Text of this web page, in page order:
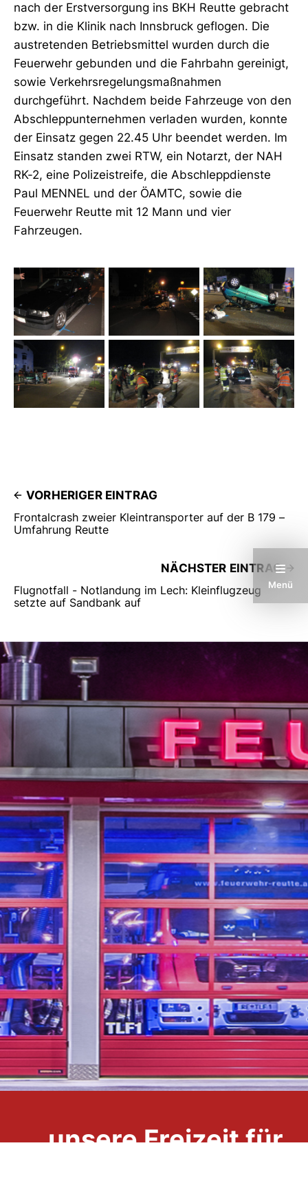
Menü
nach der Erstversorgung ins BKH Reutte gebracht
bzw. in die Klinik nach Innsbruck geflogen. Die
austretenden Betriebsmittel wurden durch die
Feuerwehr gebunden und die Fahrbahn gereinigt,
sowie Verkehrsregelungsmaßnahmen
durchgeführt. Nachdem beide Fahrzeuge von den
Abschleppunternehmen verladen wurden, konnte
der Einsatz gegen 22.45 Uhr beendet werden. Im
Einsatz standen zwei RTW, ein Notarzt, der NAH
RK-2, eine Polizeistreife, die Abschleppdienste
Paul MENNEL und der ÖAMTC, sowie die
Feuerwehr Reutte mit 12 Mann und vier
Fahrzeugen.
VORHERIGER EINTRAG
Frontalcrash zweier Kleintransporter auf der B 179 –
Umfahrung Reutte
NÄCHSTER EINTRAG
Flugnotfall - Notlandung im Lech: Kleinflugzeug
setzte auf Sandbank auf
...unsere Freizeit für